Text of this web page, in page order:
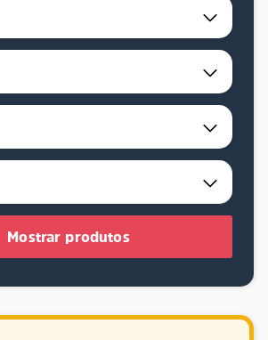
Mostrar produtos